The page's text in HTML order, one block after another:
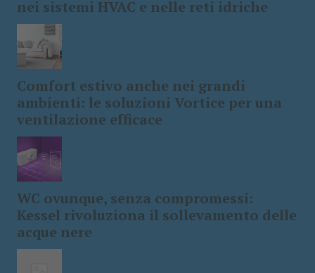
nei sistemi HVAC e nelle reti idriche
Comfort estivo anche nei grandi
ambienti: le soluzioni Vortice per una
ventilazione efficace
WC ovunque, senza compromessi:
Kessel rivoluziona il sollevamento delle
acque nere